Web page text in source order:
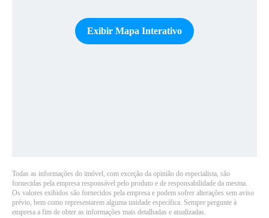
Exibir Mapa Interativo
Todas as informações do imóvel, com exceção da opinião do especialista, são
fornecidas pela empresa responsável pelo produto e de responsabilidade da mesma.
Os valores exibidos são fornecidos pela empresa e podem sofrer alterações sem aviso
prévio, bem como representarem alguma unidade específica. Sempre pergunte à
empresa a fim de obter as informações mais detalhadas e atualizadas.